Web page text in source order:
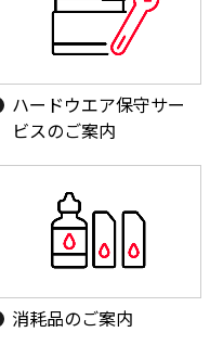
ハードウエア保守サー
ビスのご案内
消耗品のご案内